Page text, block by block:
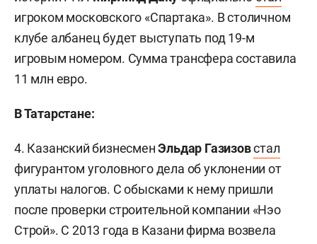
игроком московского «Спартака». В столичном
клубе албанец будет выступать под 19-м
игровым номером. Сумма трансфера составила
11 млн евро.
В Татарстане:
4. Казанский бизнесменЭльдар Газизовстал
фигурантом уголовного дела об уклонении от
уплаты налогов. С обысками к нему пришли
после проверки строительной компании «Нэо
Строй». С 2013 года в Казани фирма возвела